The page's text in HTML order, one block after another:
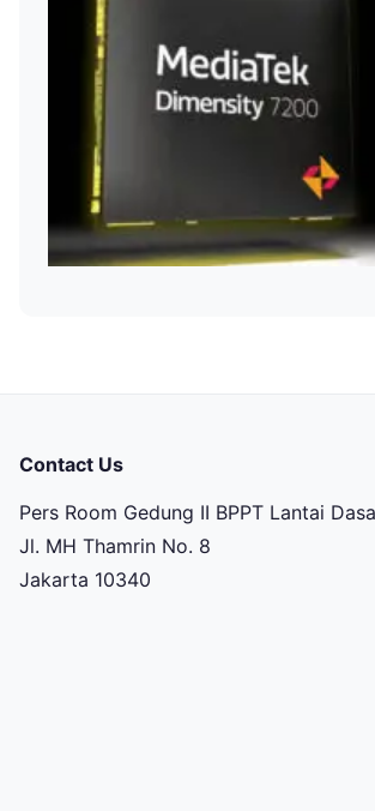
Contact Us
Pers Room Gedung II BPPT Lantai
Jl. MH Thamrin No. 8
Jakarta 10340